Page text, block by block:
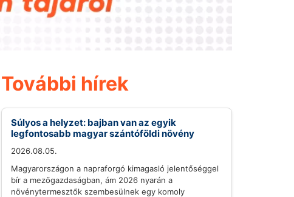
További hírek
Súlyos a helyzet: bajban van az egyik
legfontosabb magyar szántóföldi növény
2026.08.05.
Magyarországon a napraforgó kimagasló jelentőséggel
bír a mezőgazdaságban, ám 2026 nyarán a
növénytermesztők szembesülnek egy komoly